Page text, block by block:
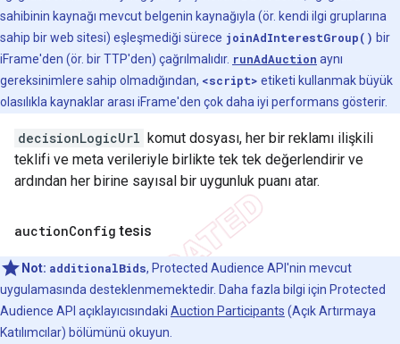
sahibinin kaynağı mevcut belgenin kaynağıyla (ör. kendi ilgi gruplarına
sahip bir web sitesi) eşleşmediği sürece joinAdInterestGroup() bir
iFrame'den (ör. bir TTP'den) çağrılmalıdır. runAdAuction aynı
gereksinimlere sahip olmadığından, <script> etiketi kullanmak büyük
olasılıkla kaynaklar arası iFrame'den çok daha iyi performans gösterir.
decisionLogicUrl komut dosyası, her bir reklamı ilişkili
teklifi ve meta verileriyle birlikte tek tek değerlendirir ve
ardından her birine sayısal bir uygunluk puanı atar.
auctionConfig tesis
Not: additionalBids, Protected Audience API'nin mevcut
uygulamasında desteklenmemektedir. Daha fazla bilgi için Protected
Audience API açıklayıcısındaki Auction Participants (Açık Artırmaya
Katılımcılar) bölümünü okuyun.